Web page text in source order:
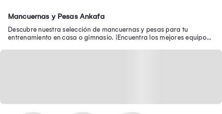
Mancuernas y Pesas Ankafa
Descubre nuestra selección de mancuernas y pesas para tu
entrenamiento en casa o gimnasio. ¡Encuentra los mejores equipos